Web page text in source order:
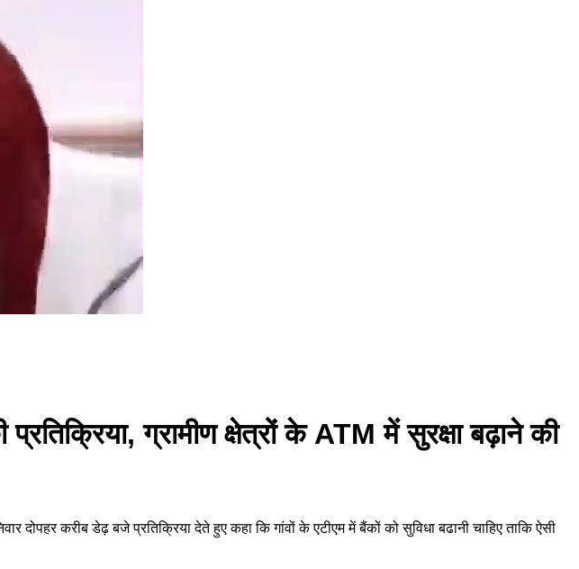
ग्रामीण क्षेत्रों के ATM में सुरक्षा बढ़ाने की
करीब डेढ़ बजे प्रतिक्रिया देते हुए कहा कि गांवों के एटीएम में बैंकों को सुविधा बढानी चाहिए ताकि ऐसी